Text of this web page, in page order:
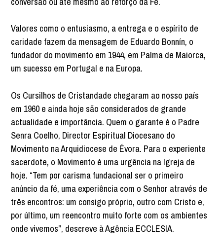
Valores como o entusiasmo, a entrega e o espírito de
caridade fazem da mensagem de Eduardo Bonnín, o
fundador do movimento em 1944, em Palma de Maiorca,
um sucesso em Portugal e na Europa.
Os Cursilhos de Cristandade chegaram ao nosso país
em 1960 e ainda hoje são considerados de grande
actualidade e importância. Quem o garante é o Padre
Senra Coelho, Director Espiritual Diocesano do
Movimento na Arquidiocese de Évora. Para o experiente
sacerdote, o Movimento é uma urgência na Igreja de
hoje. “Tem por carisma fundacional ser o primeiro
anúncio da fé, uma experiência com o Senhor através de
três encontros: um consigo próprio, outro com Cristo e,
por último, um reencontro muito forte com os ambientes
onde vivemos”, descreve à Agência ECCLESIA.